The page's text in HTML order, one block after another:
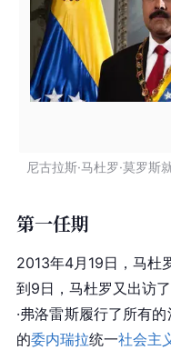
尼古拉斯·马杜罗·莫罗斯
第一任期
2013年4月19日，马杜
到9日，马杜罗又出访
·弗洛雷斯履行了所有
的委内瑞拉统一社会主